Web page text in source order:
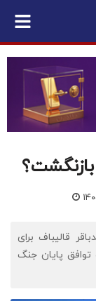
بازنگشت؟
قالیباف برای
توافق پایان جنگ